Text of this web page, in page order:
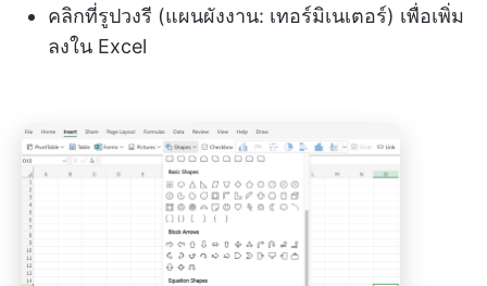
คลิกที่รูปวงรี (แผนผังงาน: เทอร์มิเนเตอร์) เพื่อเพิ่ม
ลงใน Excel